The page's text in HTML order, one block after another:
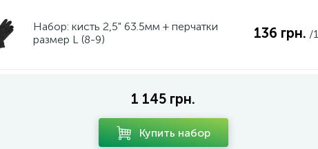
Набор: кисть 2,5" 63.5мм + перчатки
размер L (8-9)
136 грн. /
1 145 грн.
Купить набор